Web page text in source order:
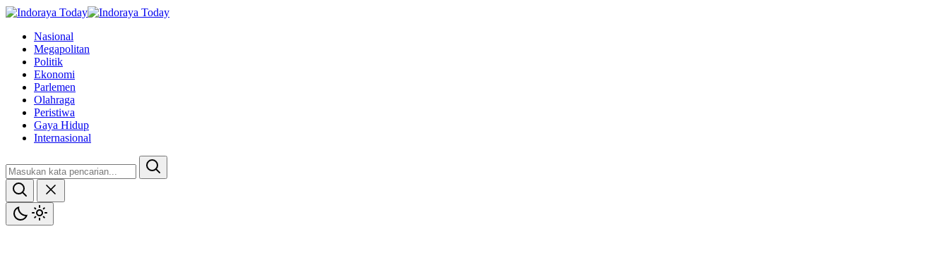
Nasional
Megapolitan
Politik
Ekonomi
Parlemen
Olahraga
Peristiwa
Gaya Hidup
Internasional